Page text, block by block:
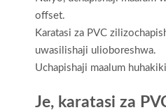
offset.
Karatasi za PVC
uwasilishaji ulioboreshwa.
Uchapishaji maalum
Je, karatasi za